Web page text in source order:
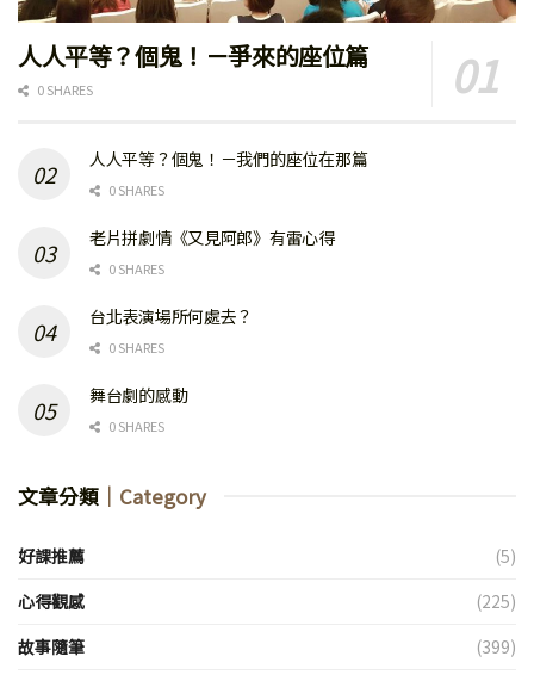
人人平等？個鬼！－爭來的座位篇
0 SHARES
人人平等？個鬼！－我們的座位在那篇
0 SHARES
老片拼劇情《又見阿郎》有雷心得
0 SHARES
台北表演場所何處去？
0 SHARES
舞台劇的感動
0 SHARES
文章分類 ｜Category
好課推薦
(5)
心得觀感
(225)
故事隨筆
(399)